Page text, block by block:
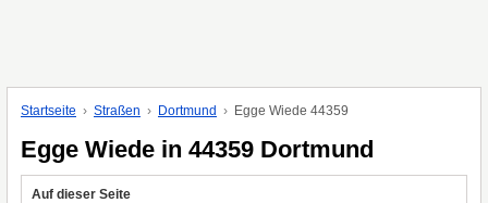
Startseite Straßen Dortmund Egge Wiede 44359
Egge Wiede in 44359 Dortmund
Auf dieser Seite